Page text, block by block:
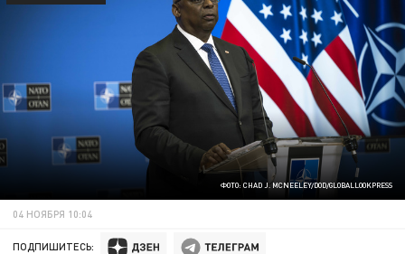
ФОТО: CHAD J. MCNEELEY/DOD/GLOBALLOOKPRESS
04 НОЯБРЯ 10:04
ПОДПИШИТЕСЬ: